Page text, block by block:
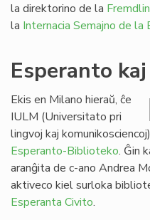
la direktorino de la
la Internacia Semajno de
Esperanto
Ekis en Milano hieraŭ, ĉe
IULM (Universitato pri
lingvoj kaj
Esperanto-Biblioteko. Ĝin
aranĝita de c-ano Andrea
aktiveco kiel surloka
Esperanta Civito.